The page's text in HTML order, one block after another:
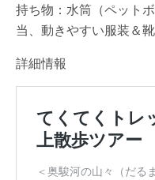
持ち物：水筒（ペット
当、動きやすい服装＆
詳細情報